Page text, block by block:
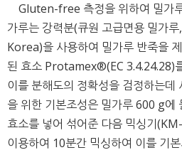
Gluten-free 측정을 위하여 밀가
가루는 강력분(큐원 고급면용 밀가
Korea)을 사용하여 밀가루 반죽을
된 효소 Protamex®(EC 3.4.24.28)
이를 분해도의 정확성을 검정하는
을 위한 기본조성은 밀가루 600 g에
효소를 넣어 섞어준 다음 믹싱기
이용하여 10분간 믹싱하여 이를 기